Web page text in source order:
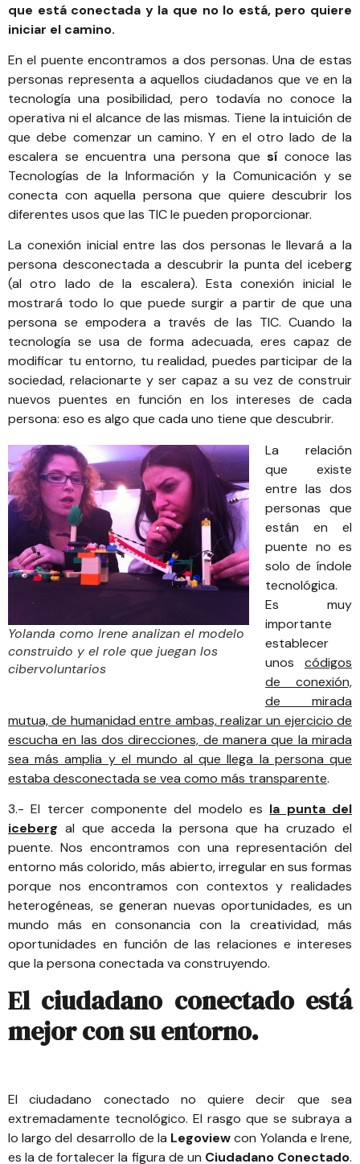
que está conectada y la que no lo está, pero quiere
iniciar el camino.
En el puente encontramos a dos personas. Una de estas
personas representa a aquellos ciudadanos que ve en la
tecnología una posibilidad, pero todavía no conoce la
operativa ni el alcance de las mismas. Tiene la intuición de
que debe comenzar un camino. Y en el otro lado de la
escalera se encuentra una persona que sí conoce las
Tecnologías de la Información y la Comunicación y se
conecta con aquella persona que quiere descubrir los
diferentes usos que las TIC le pueden proporcionar.
La conexión inicial entre las dos personas le llevará a la
persona desconectada a descubrir la punta del iceberg
(al otro lado de la escalera). Esta conexión inicial le
mostrará todo lo que puede surgir a partir de que una
persona se empodera a través de las TIC. Cuando la
tecnología se usa de forma adecuada, eres capaz de
modificar tu entorno, tu realidad, puedes participar de la
sociedad, relacionarte y ser capaz a su vez de construir
nuevos puentes en función en los intereses de cada
persona: eso es algo que cada uno tiene que descubrir.
Yolanda como Irene analizan el modelo
construido y el role que juegan los
cibervoluntarios
La relación
que existe
entre las dos
personas que
están en el
puente no es
solo de índole
tecnológica.
Es muy
importante
establecer
unos códigos
de conexión,
de mirada
mutua, de humanidad entre ambas, realizar un ejercicio de
escucha en las dos direcciones, de manera que la mirada
sea más amplia y el mundo al que llega la persona que
estaba desconectada se vea como más transparente.
3.- El tercer componente del modelo es la punta del
iceberg al que acceda la persona que ha cruzado el
puente. Nos encontramos con una representación del
entorno más colorido, más abierto, irregular en sus formas
porque nos encontramos con contextos y realidades
heterogéneas, se generan nuevas oportunidades, es un
mundo más en consonancia con la creatividad, más
oportunidades en función de las relaciones e intereses
que la persona conectada va construyendo.
El ciudadano conectado está
mejor con su entorno.
El ciudadano conectado no quiere decir que sea
extremadamente tecnológico. El rasgo que se subraya a
lo largo del desarrollo de la Legoviewcon Yolanda e Irene,
es la de fortalecer la figura de un Ciudadano Conectado.